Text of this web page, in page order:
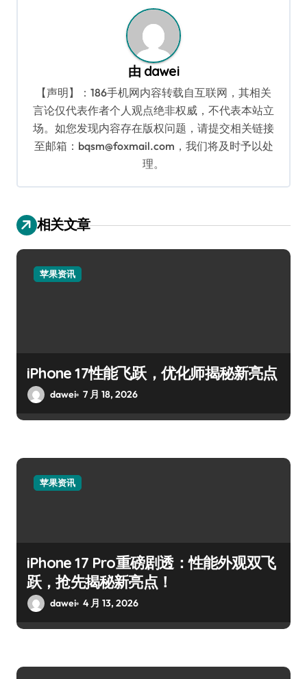
由 dawei
【声明】：186手机网内容转载自互联网，其相关
言论仅代表作者个人观点绝非权威，不代表本站立
场。如您发现内容存在版权问题，请提交相关链接
至邮箱：bqsm@foxmail.com，我们将及时予以处
理。
相关文章
苹果资讯
iPhone 17性能飞跃，优化师揭秘新亮点
dawei 7 月 18, 2026
苹果资讯
iPhone 17 Pro重磅剧透：性能外观双飞
跃，抢先揭秘新亮点！
dawei 4 月 13, 2026